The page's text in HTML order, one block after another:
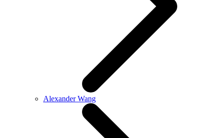
Alexander Wang